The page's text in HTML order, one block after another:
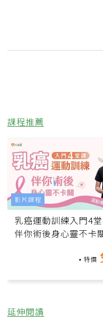
課程推薦
乳癌運動訓練入門4
伴你術後身心靈不卡
特價
影片課程
延伸閱讀